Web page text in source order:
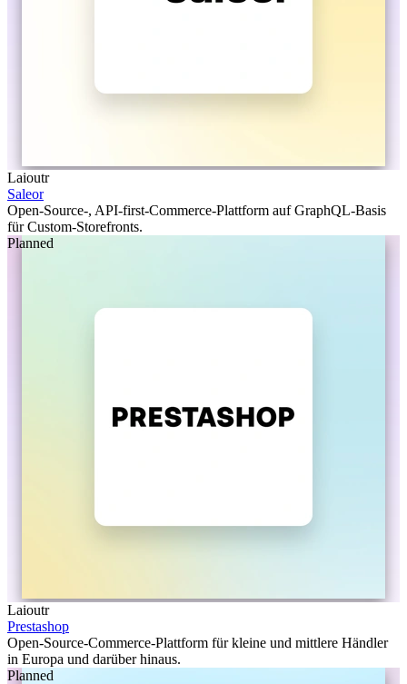
Laioutr
Saleor
Open-Source-, API-first-Commerce-Plattform auf GraphQL-Basis
für Custom-Storefronts.
Planned
Laioutr
Prestashop
Open-Source-Commerce-Plattform für kleine und mittlere Händler
in Europa und darüber hinaus.
Planned